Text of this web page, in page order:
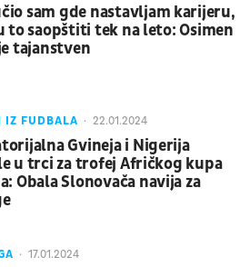
sam gde nastavljam karijeru,
to saopštiti tek na leto: Osimen
tajanstven
IZ FUDBALA 22.01.2024
Gvineja i Nigerija
u trci za trofej Afričkog kupa
Obala Slonovača navija za
17.01.2024